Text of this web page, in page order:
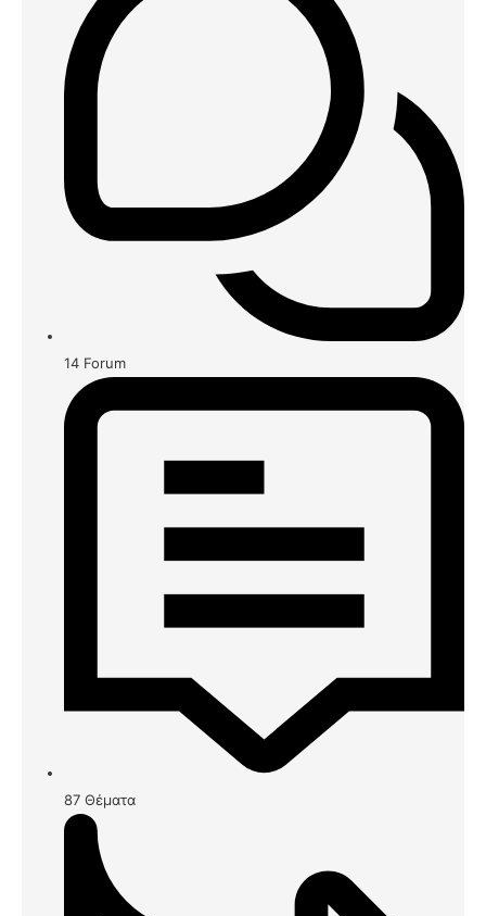
14 Forum
87 Θέματα